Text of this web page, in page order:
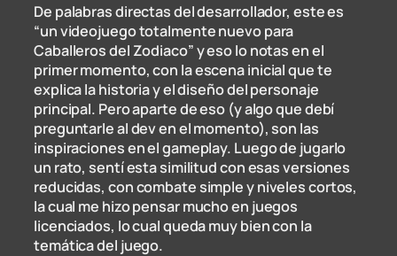
De palabras directas del desarrollador, este es
“un videojuego totalmente nuevo para
Caballeros del Zodiaco” y eso lo notas en el
primer momento, con la escena inicial que te
explica la historia y el diseño del personaje
principal. Pero aparte de eso (y algo que debí
preguntarle al dev en el momento), son las
inspiraciones en el gameplay. Luego de jugarlo
un rato, sentí esta similitud con esas versiones
reducidas, con combate simple y niveles cortos,
la cual me hizo pensar mucho en juegos
licenciados, lo cual queda muy bien con la
temática del juego.